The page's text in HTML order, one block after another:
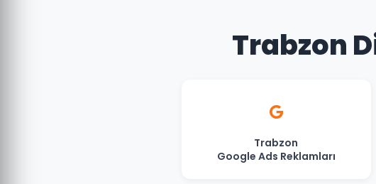
Trabzon
Trabzon
Google Ads Reklamları